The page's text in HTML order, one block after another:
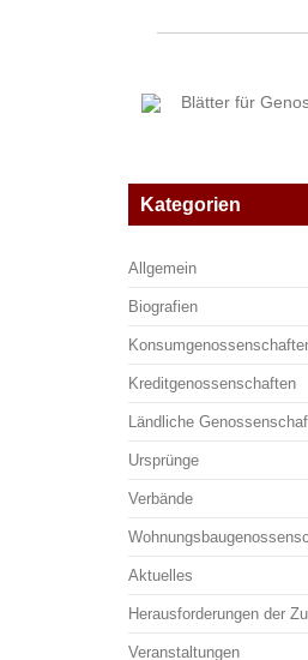
Kategorien
Allgemein
Biografien
Kreditgenossenschaften
Ländliche
Ursprünge
Verbände
Aktuelles
Herausforderungen der
Veranstaltungen